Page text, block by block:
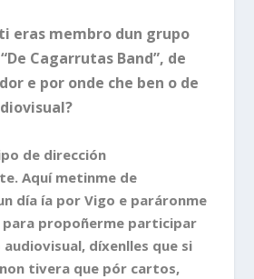
eras membro dun grupo
Cagarrutas Band”, de
e por onde che ben o de
de dirección
Aquí metinme de
día ía por Vigo e paráronme
para propoñerme participar
díxenlles que si
tivera que pór cartos,